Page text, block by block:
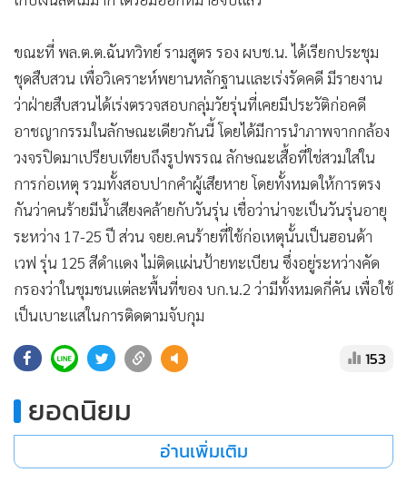
ขณะที่ พล.ต.ต.ฉันทวิทย์ รามสูตร รอง ผบช.น. ได้เรียกประชุม
ชุดสืบสวน เพื่อวิเคราะห์พยานหลักฐานและเร่งรัดคดี มีรายงาน
ว่าฝ่ายสืบสวนได้เร่งตรวจสอบกลุ่มวัยรุ่นที่เคยมีประวัติก่อคดี
อาชญากรรมในลักษณะเดียวกันนี้ โดยได้มีการนำภาพจากกล้อง
วงจรปิดมาเปรียบเทียบถึงรูปพรรณ ลักษณะเสื้อที่ใช่สวมใส่ใน
การก่อเหตุ รวมทั้งสอบปากคำผู้เสียหาย โดยทั้งหมดให้การตรง
กันว่าคนร้ายมีน้ำเสียงคล้ายกับวันรุ่น เชื่อว่าน่าจะเป็นวันรุ่นอายุ
ระหว่าง 17-25 ปี ส่วน จยย.คนร้ายที่ใช้ก่อเหตุนั้นเป็นฮอนด้า
เวฟ รุ่น 125 สีดำแดง ไม่ติดแผ่นป้ายทะเบียน ซึ่งอยู่ระหว่างคัด
กรองว่าในชุมชนแต่ละพื้นที่ของ บก.น.2 ว่ามีทั้งหมดกี่คัน เพื่อใช้
เป็นเบาะแสในการติดตามจับกุม
153
ยอดนิยม
อ่านเพิ่มเติม